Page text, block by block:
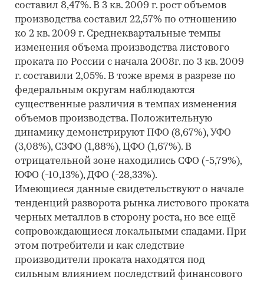
составил 8,47%. В 3 кв. 2009 г. рост объемов
производства составил 22,57% по отношению
ко 2 кв. 2009 г. Среднеквартальные темпы
изменения объема производства листового
проката по России с начала 2008г. по 3 кв. 2009
г. составили 2,05%. В тоже время в разрезе по
федеральным округам наблюдаются
существенные различия в темпах изменения
объемов производства. Положительную
динамику демонстрируют ПФО (8,67%), УФО
(3,08%), СЗФО (1,88%), ЦФО (1,67%). В
отрицательной зоне находились СФО (-5,79%),
ЮФО (-10,13%), ДФО (-28,33%).
Имеющиеся данные свидетельствуют о начале
тенденций разворота рынка листового проката
черных металлов в сторону роста, но все ещё
сопровождающиеся локальными спадами. При
этом потребители и как следствие
производители проката находятся под
сильным влиянием последствий финансового